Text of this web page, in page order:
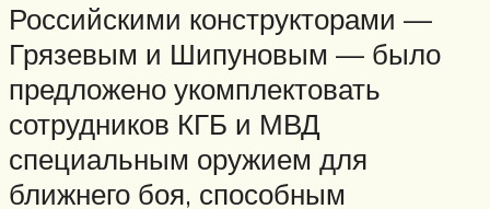
Российскими конструкторами —
Грязевым и Шипуновым — было
предложено укомплектовать
сотрудников КГБ и МВД
специальным оружием для
ближнего боя, способным